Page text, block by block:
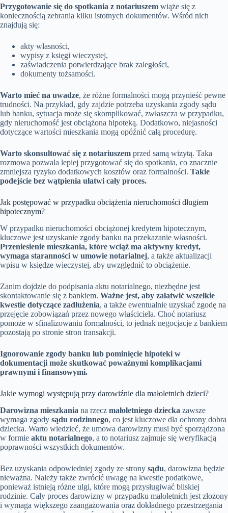
Przygotowanie się do spotkania z notariuszem wiąże się z
koniecznością zebrania kilku istotnych dokumentów. Wśród nich
znajdują się:
akty własności,
wypisy z księgi wieczystej,
zaświadczenia potwierdzające brak zaległości,
dokumenty tożsamości.
Warto mieć na uwadze, że różne formalności mogą przynieść pewne
trudności. Na przykład, gdy zajdzie potrzeba uzyskania zgody sądu
lub banku, sytuacja może się skomplikować, zwłaszcza w przypadku,
gdy nieruchomość jest obciążona hipoteką. Dodatkowo, niejasności
dotyczące wartości mieszkania mogą opóźnić całą procedurę.
Warto skonsultować się z notariuszem przed samą wizytą. Taka
rozmowa pozwala lepiej przygotować się do spotkania, co znacznie
zmniejsza ryzyko dodatkowych kosztów oraz formalności. Takie
podejście bez wątpienia ułatwi cały proces.
Jak postępować w przypadku obciążenia nieruchomości długiem
hipotecznym?
W przypadku nieruchomości obciążonej kredytem hipotecznym,
kluczowe jest uzyskanie zgody banku na przekazanie własności.
Przeniesienie mieszkania, które wciąż ma aktywny kredyt,
wymaga staranności w umowie notarialnej, a także aktualizacji
wpisu w księdze wieczystej, aby uwzględnić to obciążenie.
Zanim dojdzie do podpisania aktu notarialnego, niezbędne jest
skontaktowanie się z bankiem. Ważne jest, aby załatwić wszelkie
kwestie dotyczące zadłużenia, a także ewentualnie uzyskać zgodę na
przejęcie zobowiązań przez nowego właściciela. Choć notariusz
pomoże w sfinalizowaniu formalności, to jednak negocjacje z bankiem
pozostają po stronie stron transakcji.
Ignorowanie zgody banku lub pominięcie hipoteki w
dokumentacji może skutkować poważnymi komplikacjami
prawnymi i finansowymi.
Jakie wymogi występują przy darowiźnie dla małoletnich dzieci?
Darowizna mieszkania na rzecz małoletniego dziecka zawsze
wymaga zgody sądu rodzinnego, co jest kluczowe dla ochrony dobra
dziecka. Warto wiedzieć, że umowa darowizny musi być sporządzona
w formie aktu notarialnego, a to notariusz zajmuje się weryfikacją
poprawności wszystkich dokumentów.
Bez uzyskania odpowiedniej zgody ze strony sądu, darowizna będzie
nieważna. Należy także zwrócić uwagę na kwestie podatkowe,
ponieważ istnieją różne ulgi, które mogą przysługiwać bliskiej
rodzinie. Cały proces darowizny w przypadku małoletnich jest złożony
i wymaga większego zaangażowania oraz dokładnego przestrzegania